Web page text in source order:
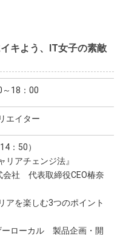
キよう、IT女子の素敵
18：00
エイター
：50）
リアチェンジ法』
社 代表取締役CEO椿奈
アを楽しむ3つのポイント
ーローカル 製品企画・開